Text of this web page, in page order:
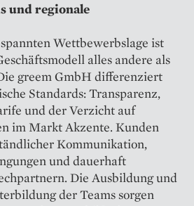
und regionale
Wettbewerbslage ist
alles andere als
greem GmbH differenziert
Standards: Transparenz,
und der Verzicht auf
im Markt Akzente. Kunden
Kommunikation,
und dauerhaft
Die Ausbildung und
der Teams sorgen